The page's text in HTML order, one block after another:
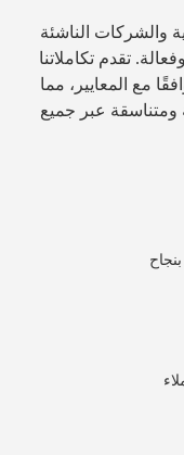
والشركات الناشئة
تقدم تكاملاتنا
مع المعايير، مما
عبر جميع